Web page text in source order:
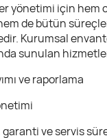
yönetimi için hem
de bütün
Kurumsal
sunulan
ve raporlama
ve servis